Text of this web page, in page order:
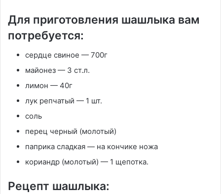
Для приготовления шашлыка вам
потребуется:
сердце свиное — 700г
майонез — 3 ст.л.
лимон — 40г
лук репчатый — 1 шт.
соль
перец черный (молотый)
паприка сладкая — на кончике ножа
кориандр (молотый) — 1 щепотка.
Рецепт шашлыка: